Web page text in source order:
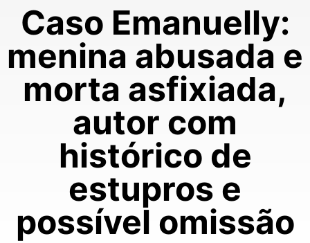
Caso Emanuelly:
menina abusada e
morta asfixiada,
autor com
histórico de
estupros e
possível omissão